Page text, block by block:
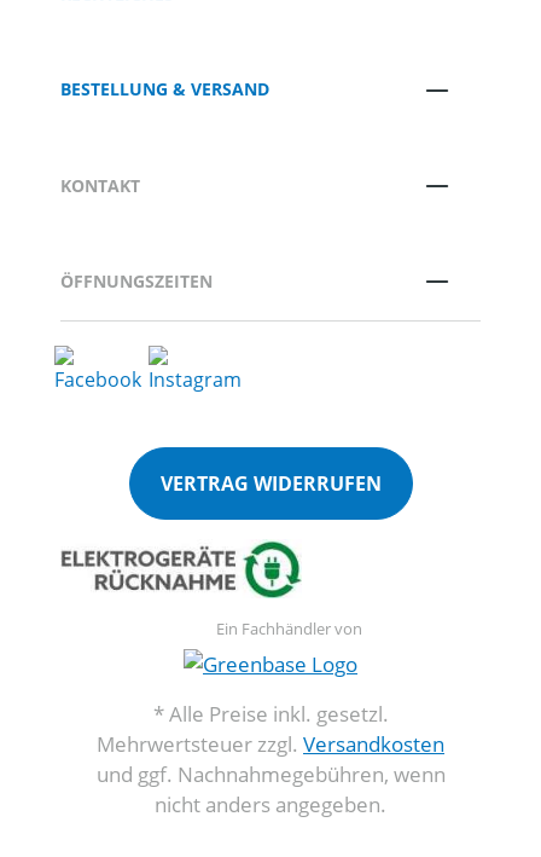
BESTELLUNG & VERSAND
KONTAKT
ÖFFNUNGSZEITEN
VERTRAG WIDERRUFEN
Ein Fachhändler von
* Alle Preise inkl. gesetzl.
Mehrwertsteuer zzgl. Versandkosten
und ggf. Nachnahmegebühren, wenn
nicht anders angegeben.